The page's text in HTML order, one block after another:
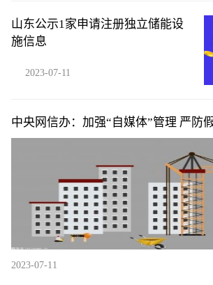
山东公示1家申请注册独立储能设
施信息
2023-07-11
中央网信办：加强“自媒体”管理 严防
2023-07-11